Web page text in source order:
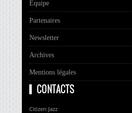
Équipe
Partenaires
Newsletter
Archives
Mentions légales
CONTACTS
Citizen Jazz